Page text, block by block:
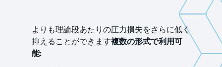
よりも理論段あたりの圧力損失をさらに低く
抑えることができます複数の形式で利用可
能: